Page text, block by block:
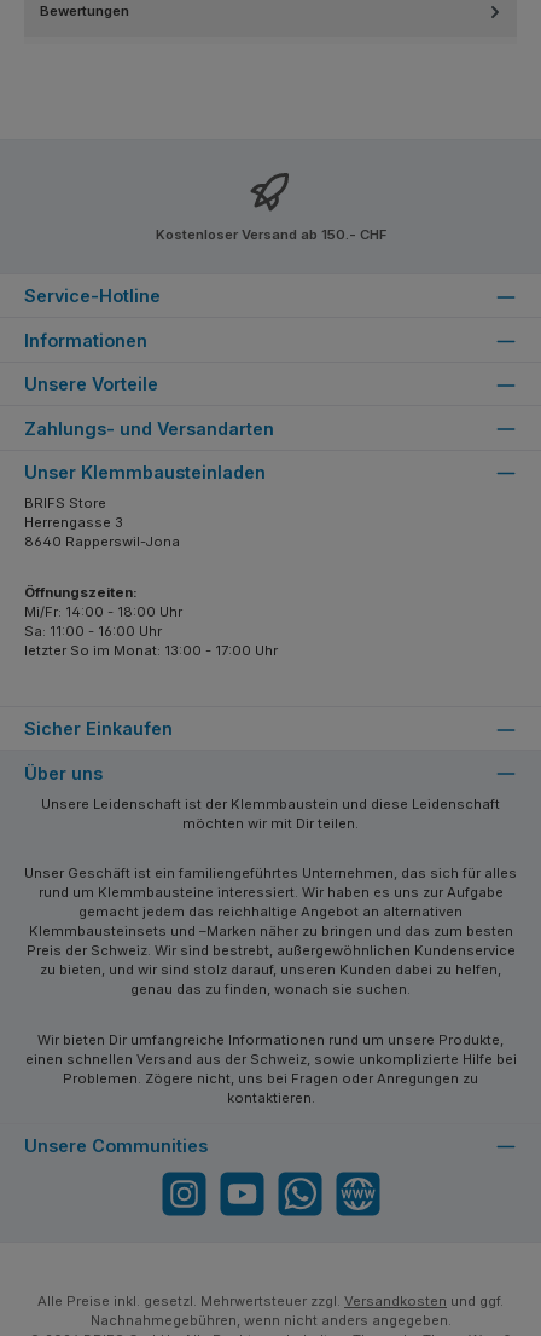
Bewertungen
Kostenloser Versand ab 150.- CHF
Service-Hotline
Informationen
Unsere Vorteile
Zahlungs- und Versandarten
Sicher Einkaufen
Unser Klemmbausteinladen
BRIFS Store
Herrengasse 3
8640 Rapperswil-Jona
Öffnungszeiten:
Mi/Fr: 14:00 - 18:00 Uhr
Sa: 11:00 - 16:00 Uhr
letzter So im Monat: 13:00 - 17:00 Uhr
Über uns
Unsere Leidenschaft ist der Klemmbaustein und diese Leidenschaft
möchten wir mit Dir teilen.
Unser Geschäft ist ein familiengeführtes Unternehmen, das sich für alles
rund um Klemmbausteine interessiert. Wir haben es uns zur Aufgabe
gemacht jedem das reichhaltige Angebot an alternativen
Klemmbausteinsets und –Marken näher zu bringen und das zum besten
Preis der Schweiz. Wir sind bestrebt, außergewöhnlichen Kundenservice
zu bieten, und wir sind stolz darauf, unseren Kunden dabei zu helfen,
genau das zu finden, wonach sie suchen.
Wir bieten Dir umfangreiche Informationen rund um unsere Produkte,
einen schnellen Versand aus der Schweiz, sowie unkomplizierte Hilfe bei
Problemen. Zögere nicht, uns bei Fragen oder Anregungen zu
kontaktieren.
Unsere Communities
Instagram YouTube WhatsApp Website
Alle Preise inkl. gesetzl. Mehrwertsteuer zzgl. Versandkosten und ggf.
Nachnahmegebühren, wenn nicht anders angegeben.